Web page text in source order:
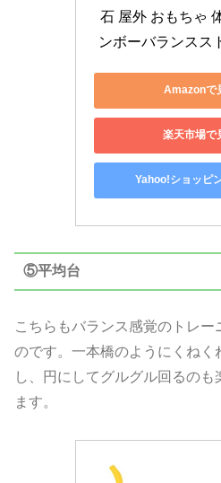
石 屋外 おもちゃ
ンボーバランスス
Amazonで
楽天市場で
Yahoo!ショッピ
⑤平均台
こちらもバランス感覚のトレー
のです。一本橋のようにくねく
し、円にしてグルグル回るのも
ます。